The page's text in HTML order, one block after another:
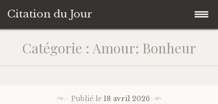
Citation du Jour
Accéder
contenu
AccueilCatégorie : Amour; Bonheur
Publié le18 avril 2026